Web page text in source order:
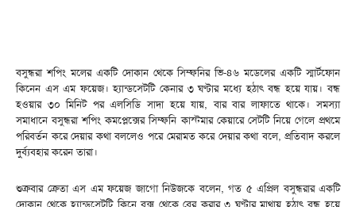
বসুন্ধরা শপিং মলের একটি দোকান থেকে সিম্ফনির ভি-৪৬ মডেলের একটি স্মার্টফোন
কিনেন এস এম ফয়েজ। হ্যান্ডসেটটি কেনার ৩ ঘণ্টার মধ্যে হঠাৎ বন্ধ হয়ে যায়। বন্ধ
হওয়ার ৩০ মিনিট পর এলসিডি সাদা হয়ে যায়, বার বার লাফাতে থাকে। সমস্যা
সমাধানে বসুন্ধরা শপিং কমপ্লেক্সের সিম্ফনি কাস্টমার কেয়ারে সেটটি নিয়ে গেলে প্রথমে
পরিবর্তন করে দেয়ার কথা বললেও পরে মেরামত করে দেয়ার কথা বলে, প্রতিবাদ করলে
দুর্ব্যবহার করেন তারা।
শুক্রবার ক্রেতা এস এম ফয়েজ জাগো নিউজকে বলেন, গত ৫ এপ্রিল বসুন্ধরার একটি
দোকান থেকে হ্যান্ডসেটটি কিনে বক্স থেকে বের করার ৩ ঘণ্টার মাথায় হঠাৎ বন্ধ হয়ে